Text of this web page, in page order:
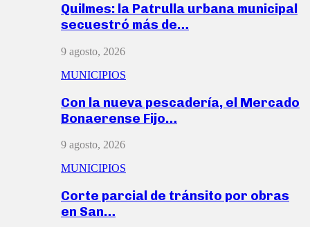
Quilmes: la Patrulla urbana municipal
secuestró más de…
9 agosto, 2026
MUNICIPIOS
Con la nueva pescadería, el Mercado
Bonaerense Fijo…
9 agosto, 2026
MUNICIPIOS
Corte parcial de tránsito por obras
en San…